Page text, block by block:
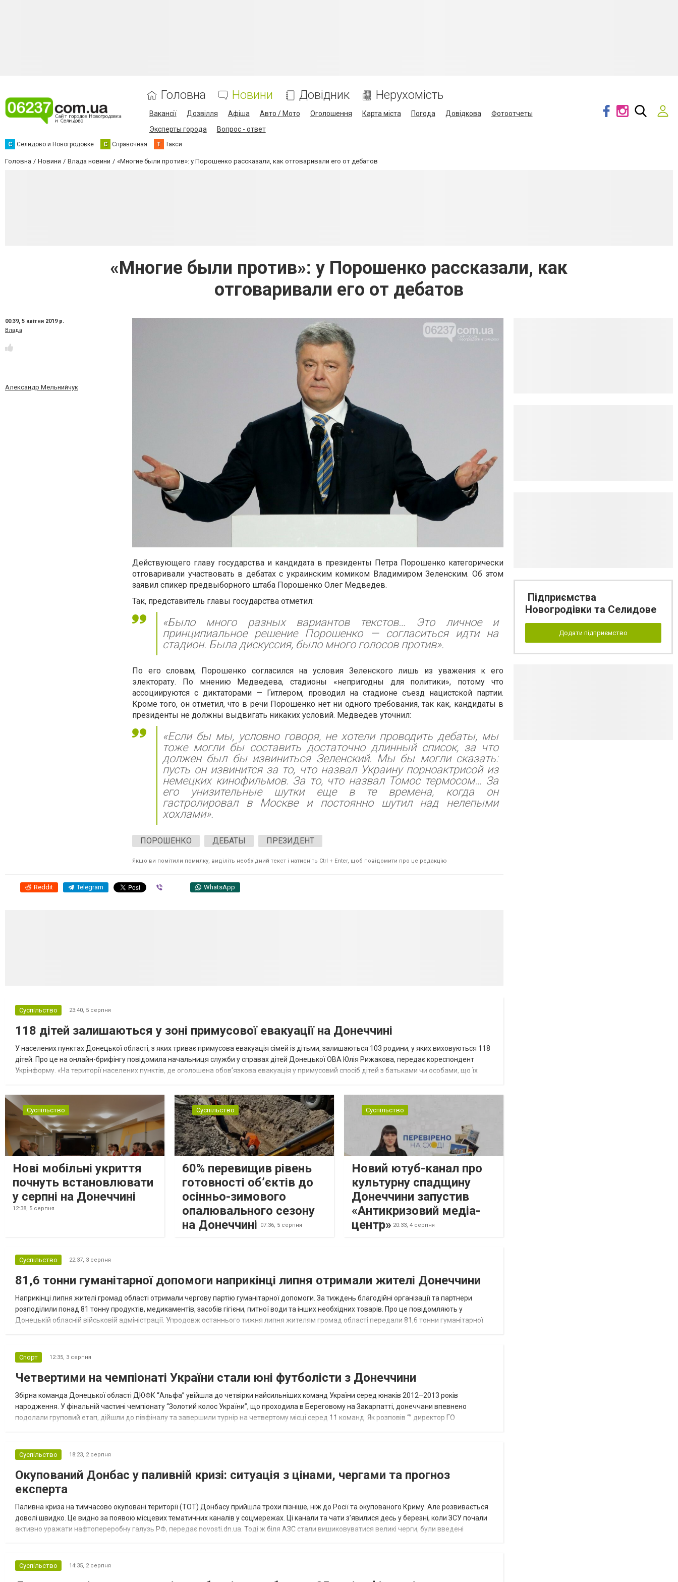
Головна Новини Довідник Нерухомість
Вакансії Дозвілля Афіша Авто / Мото Оголошення Карта міста Погода Довідкова
Фотоотчеты
Эксперты города
Вопрос - ответ
С Селидово и Новогродовке С Справочная Т Такси
Головна Новини Влада новини «Многие были против»: у Порошенко рассказали, как отговаривали его от дебатов
«Многие были против»: у Порошенко рассказали, как
отговаривали его от дебатов
00:39, 5 квітня 2019 р.
Влада
Александр Мельнийчук
Действующего главу государства и кандидата в президенты Петра Порошенко категорически
отговаривали участвовать в дебатах с украинским комиком Владимиром Зеленским. Об этом
заявил спикер предвыборного штаба Порошенко Олег Медведев.
Так, представитель главы государства отметил:
«Было много разных вариантов текстов… Это личное и
принципиальное решение Порошенко — согласиться идти на
стадион. Была дискуссия, было много голосов против».
По его словам, Порошенко согласился на условия Зеленского лишь из уважения к его
электорату. По мнению Медведева, стадионы «непригодны для политики», потому что
ассоциируются с диктаторами — Гитлером, проводил на стадионе съезд нацистской партии.
Кроме того, он отметил, что в речи Порошенко нет ни одного требования, так как, кандидаты в
президенты не должны выдвигать никаких условий. Медведев уточнил:
«Если бы мы, условно говоря, не хотели проводить дебаты, мы
тоже могли бы составить достаточно длинный список, за что
должен был бы извиниться Зеленский. Мы бы могли сказать:
пусть он извинится за то, что назвал Украину порноактрисой из
немецких кинофильмов. За то, что назвал Томос термосом… За
его унизительные шутки еще в те времена, когда он
гастролировал в Москве и постоянно шутил над нелепыми
хохлами».
ПОРОШЕНКО ДЕБАТЫ ПРЕЗИДЕНТ
Якщо ви помітили помилку, виділіть необхідний текст і натисніть Ctrl + Enter, щоб повідомити про це редакцію
Reddit Telegram WhatsApp
Суспільство 23:40, 5 серпня
118 дітей залишаються у зоні примусової евакуації на Донеччині
У населених пунктах Донецької області, з яких триває примусова евакуація сімей із дітьми, залишаються 103 родини, у яких виховуються 118
дітей. Про це на онлайн-брифінгу повідомила начальниця служби у справах дітей Донецької ОВА Юлія Рижакова, передає кореспондент
Укрінформу. «На території населених пунктів, де оголошена обов’язкова евакуація у примусовий спосіб дітей з батьками чи особами, що їх
Суспільство
Нові мобільні укриття
почнуть встановлювати
у серпні на Донеччині
12:38, 5 серпня
Суспільство
60% перевищив рівень
готовності об’єктів до
осінньо-зимового
опалювального сезону
на Донеччині
07:36, 5 серпня
Суспільство
Новий ютуб-канал про
культурну спадщину
Донеччини запустив
«Антикризовий медіа-
центр» 20:33, 4 серпня
Суспільство 22:37, 3 серпня
81,6 тонни гуманітарної допомоги наприкінці липня отримали жителі Донеччини
Наприкінці липня жителі громад області отримали чергову партію гуманітарної допомоги. За тиждень благодійні організації та партнери
розподілили понад 81 тонну продуктів, медикаментів, засобів гігієни, питної води та інших необхідних товарів. Про це повідомляють у
Донецькій обласній військовій адміністрації. Упродовж останнього тижня липня жителям громад області передали 81,6 тонни гуманітарної
Спорт 12:35, 3 серпня
Четвертими на чемпіонаті України стали юні футболісти з Донеччини
Збірна команда Донецької області ДЮФК “Альфа” увійшла до четвірки найсильніших команд України серед юнаків 2012–2013 років
народження. У фінальній частині чемпіонату “Золотий колос України”, що проходила в Береговому на Закарпатті, донеччани впевнено
подолали груповий етап, дійшли до півфіналу та завершили турнір на четвертому місці серед 11 команд. Як розповів “” директор ГО
Суспільство 18:23, 2 серпня
Окупований Донбас у паливній кризі: ситуація з цінами, чергами та прогноз
експерта
Паливна криза на тимчасово окуповані території (ТОТ) Донбасу прийшла трохи пізніше, ніж до Росії та окупованого Криму. Але розвивається
доволі швидко. Це видно за появою місцевих тематичних каналів у соцмережах. Ці канали та чати з’явилися десь у березні, коли ЗСУ почали
активно уражати нафтопереробну галузь РФ, передає novosti.dn.ua. Тоді ж біля АЗС стали вишиковуватися великі черги, були введені
Суспільство 14:35, 2 серпня
Підприємства
Новогродівки та Селидове
Додати підприємство